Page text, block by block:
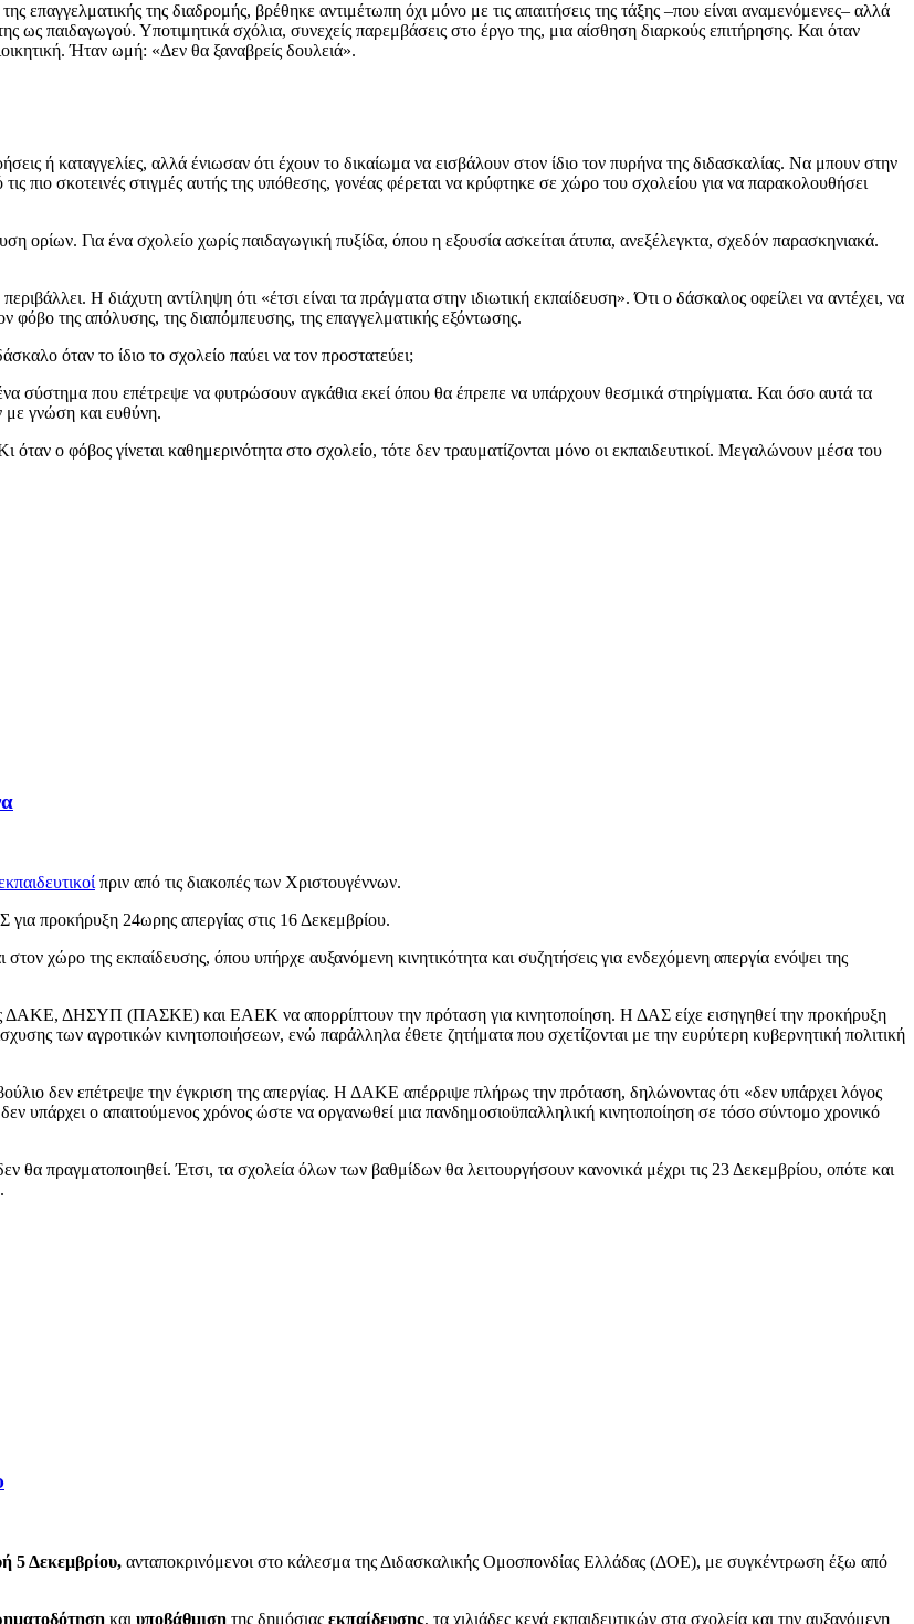
επαγγελματικής της διαδρομής, βρέθηκε αντιμέτωπη όχι μόνο με τις απαιτήσεις της τάξης –που είναι αναμενόμενες– αλλά
ως παιδαγωγού. Υποτιμητικά σχόλια, συνεχείς παρεμβάσεις στο έργο της, μια αίσθηση διαρκούς επιτήρησης. Και όταν
Ήταν ωμή: «Δεν θα ξαναβρείς δουλειά».
ή καταγγελίες, αλλά ένιωσαν ότι έχουν το δικαίωμα να εισβάλουν στον ίδιο τον πυρήνα της διδασκαλίας. Να μπουν στην
πιο σκοτεινές στιγμές αυτής της υπόθεσης, γονέας φέρεται να κρύφτηκε σε χώρο του σχολείου για να παρακολουθήσει
ορίων. Για ένα σχολείο χωρίς παιδαγωγική πυξίδα, όπου η εξουσία ασκείται άτυπα, ανεξέλεγκτα, σχεδόν παρασκηνιακά.
Η διάχυτη αντίληψη ότι «έτσι είναι τα πράγματα στην ιδιωτική εκπαίδευση». Ότι ο δάσκαλος οφείλει να αντέχει, να
της απόλυσης, της διαπόμπευσης, της επαγγελματικής εξόντωσης.
όταν το ίδιο το σχολείο παύει να τον προστατεύει;
που επέτρεψε να φυτρώσουν αγκάθια εκεί όπου θα έπρεπε να υπάρχουν θεσμικά στηρίγματα. Και όσο αυτά τα
με γνώση και ευθύνη.
ο φόβος γίνεται καθημερινότητα στο σχολείο, τότε δεν τραυματίζονται μόνο οι εκπαιδευτικοί. Μεγαλώνουν μέσα του
πριν από τις διακοπές των Χριστουγέννων.
προκήρυξη 24ωρης απεργίας στις 16 Δεκεμβρίου.
χώρο της εκπαίδευσης, όπου υπήρχε αυξανόμενη κινητικότητα και συζητήσεις για ενδεχόμενη απεργία ενόψει της
ΔΑΚΕ, ΔΗΣΥΠ (ΠΑΣΚΕ) και ΕΑΕΚ να απορρίπτουν την πρόταση για κινητοποίηση. Η ΔΑΣ είχε εισηγηθεί την προκήρυξη
των αγροτικών κινητοποιήσεων, ενώ παράλληλα έθετε ζητήματα που σχετίζονται με την ευρύτερη κυβερνητική πολιτική
δεν επέτρεψε την έγκριση της απεργίας. Η ΔΑΚΕ απέρριψε πλήρως την πρόταση, δηλώνοντας ότι «δεν υπάρχει λόγος
ο απαιτούμενος χρόνος ώστε να οργανωθεί μια πανδημοσιοϋπαλληλική κινητοποίηση σε τόσο σύντομο χρονικό
θα πραγματοποιηθεί. Έτσι, τα σχολεία όλων των βαθμίδων θα λειτουργήσουν κανονικά μέχρι τις 23 Δεκεμβρίου, οπότε και
5 Δεκεμβρίου, ανταποκρινόμενοι στο κάλεσμα της Διδασκαλικής Ομοσπονδίας Ελλάδας (ΔΟΕ), με συγκέντρωση έξω από
και υποβάθμιση της δημόσιας εκπαίδευσης, τα χιλιάδες κενά εκπαιδευτικών στα σχολεία και την αυξανόμενη